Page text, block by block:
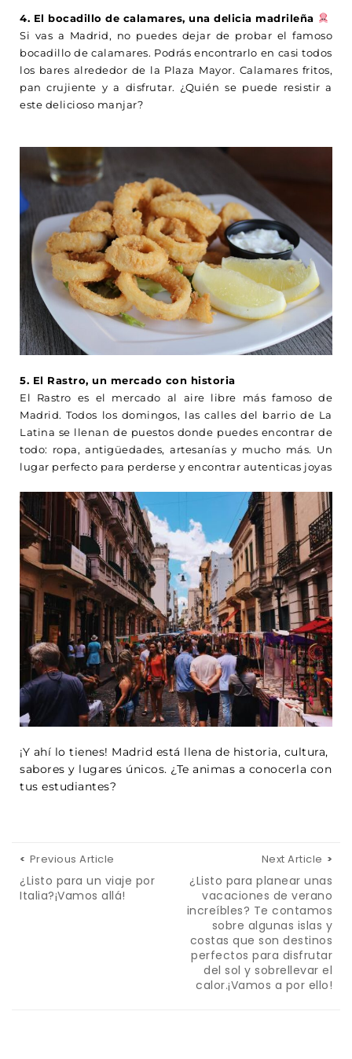
4. El bocadillo de calamares, una delicia madrileña
Si vas a Madrid, no puedes dejar de probar el famoso
bocadillo de calamares. Podrás encontrarlo en casi todos
los bares alrededor de la Plaza Mayor. Calamares fritos,
pan crujiente y a disfrutar. ¿Quién se puede resistir a
este delicioso manjar?
5. El Rastro, un mercado con historia
El Rastro es el mercado al aire libre más famoso de
Madrid. Todos los domingos, las calles del barrio de La
Latina se llenan de puestos donde puedes encontrar de
todo: ropa, antigüedades, artesanías y mucho más. Un
lugar perfecto para perderse y encontrar autenticas joyas
¡Y ahí lo tienes! Madrid está llena de historia, cultura,
sabores y lugares únicos. ¿Te animas a conocerla con
tus estudiantes?
Previous Article
¿Listo para un viaje por
Italia?¡Vamos allá!
Next Article
¿Listo para planear unas
vacaciones de verano
increíbles? Te contamos
sobre algunas islas y
costas que son destinos
perfectos para disfrutar
del sol y sobrellevar el
calor.¡Vamos a por ello!